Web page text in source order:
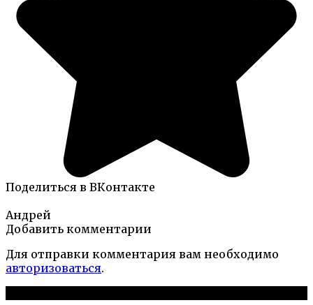
Поделиться в ВКонтакте
Андрей
Добавить комментарии
Для отправки комментария вам необходимо
авторизоваться.